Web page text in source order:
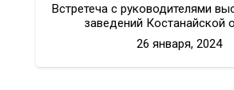
Встретеча с руководителями
заведений Костанайской
26 января, 2024